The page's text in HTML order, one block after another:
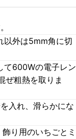
以外は5mm角に切
て600Wの電子レン
ぜ粗熱を取りま
入れ、滑らかにな
り用のいちごとミ